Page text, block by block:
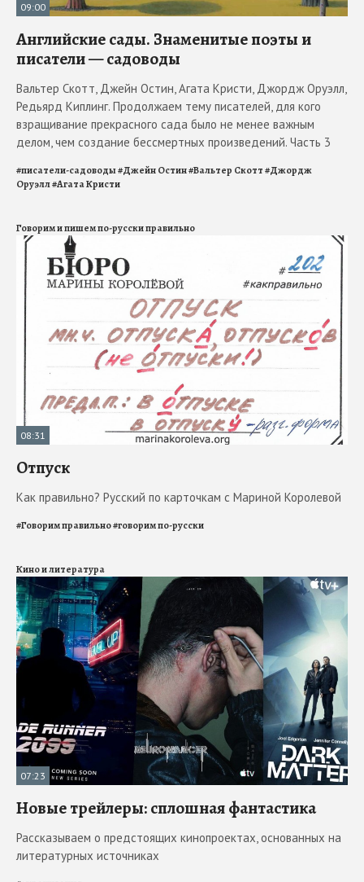
09:00
Английские сады. Знаменитые поэты и
писатели — садоводы
Вальтер Скотт, Джейн Остин, Агата Кристи, Джордж Оруэлл,
Редьярд Киплинг. Продолжаем тему писателей, для кого
взращивание прекрасного сада было не менее важным
делом, чем создание бессмертных произведений. Часть 3
#писатели-садоводы#Джейн Остин#Вальтер Скотт#Джордж
Оруэлл#Агата Кристи
Говорим и пишем по-русски правильно
08:31
Отпуск
Как правильно? Русский по карточкам с Мариной Королевой
#Говорим правильно#говорим по-русски
Кино и литература
07:23
Новые трейлеры: сплошная фантастика
Рассказываем о предстоящих кинопроектах, основанных на
литературных источниках